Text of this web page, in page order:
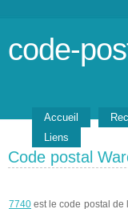
code-
Accueil
Liens
Code postal
7740 est le code postal de